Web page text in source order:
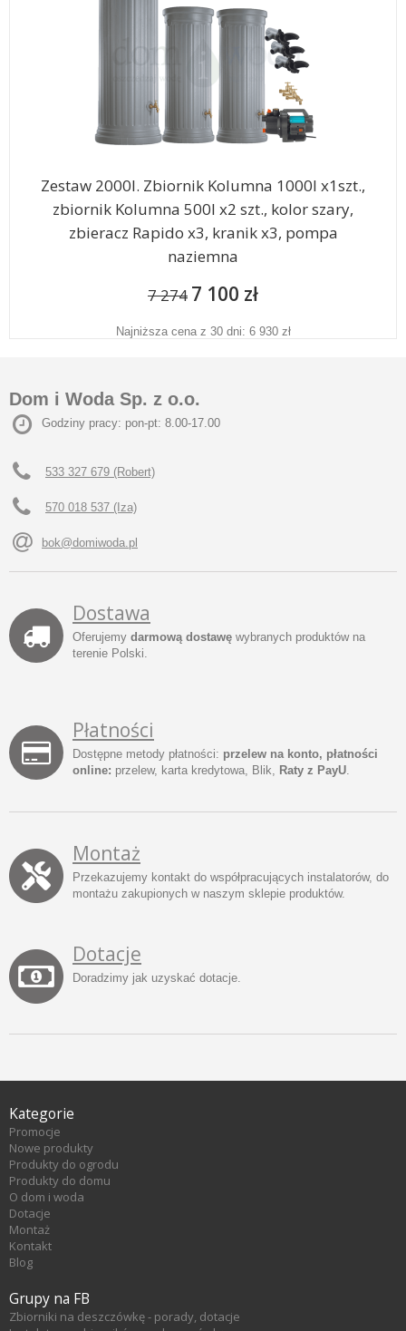
Zestaw 2000l. Zbiornik Kolumna 1000l x1szt.,
zbiornik Kolumna 500l x2 szt., kolor szary,
zbieracz Rapido x3, kranik x3, pompa
naziemna
7 274 7 100 zł
Najniższa cena z 30 dni: 6 930 zł
Dom i Woda Sp. z o.o.
Godziny pracy: pon-pt: 8.00-17.00
533 327 679 (Robert)
570 018 537 (Iza)
bok@domiwoda.pl
Dostawa
Oferujemy darmową dostawę wybranych produktów na
terenie Polski.
Płatności
Dostępne metody płatności: przelew na konto, płatności
online: przelew, karta kredytowa, Blik, Raty z PayU
Montaż
Przekazujemy kontakt do współpracujących instalatorów, do
montażu zakupionych w naszym sklepie produktów.
Dotacje
Doradzimy jak uzyskać dotacje.
Kategorie
Promocje
Nowe produkty
Produkty do ogrodu
Produkty do domu
O dom i woda
Dotacje
Montaż
Kontakt
Blog
Grupy na FB
Zbiorniki na deszczówkę - porady, dotacje